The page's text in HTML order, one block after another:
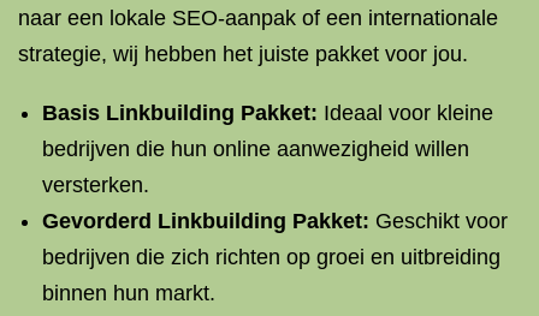
naar een lokale SEO-aanpak of een internationale
strategie, wij hebben het juiste pakket voor jou.
Basis Linkbuilding Pakket: Ideaal voor kleine
bedrijven die hun online aanwezigheid willen
versterken.
Gevorderd Linkbuilding Pakket: Geschikt voor
bedrijven die zich richten op groei en uitbreiding
binnen hun markt.